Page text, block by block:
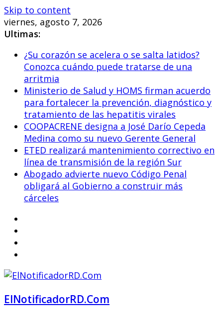
Skip to content
viernes, agosto 7, 2026
Ultimas:
¿Su corazón se acelera o se salta latidos?
Conozca cuándo puede tratarse de una
arritmia
Ministerio de Salud y HOMS firman acuerdo
para fortalecer la prevención, diagnóstico y
tratamiento de las hepatitis virales
COOPACRENE designa a José Darío Cepeda
Medina como su nuevo Gerente General
ETED realizará mantenimiento correctivo en
línea de transmisión de la región Sur
Abogado advierte nuevo Código Penal
obligará al Gobierno a construir más
cárceles
ElNotificadorRD.Com